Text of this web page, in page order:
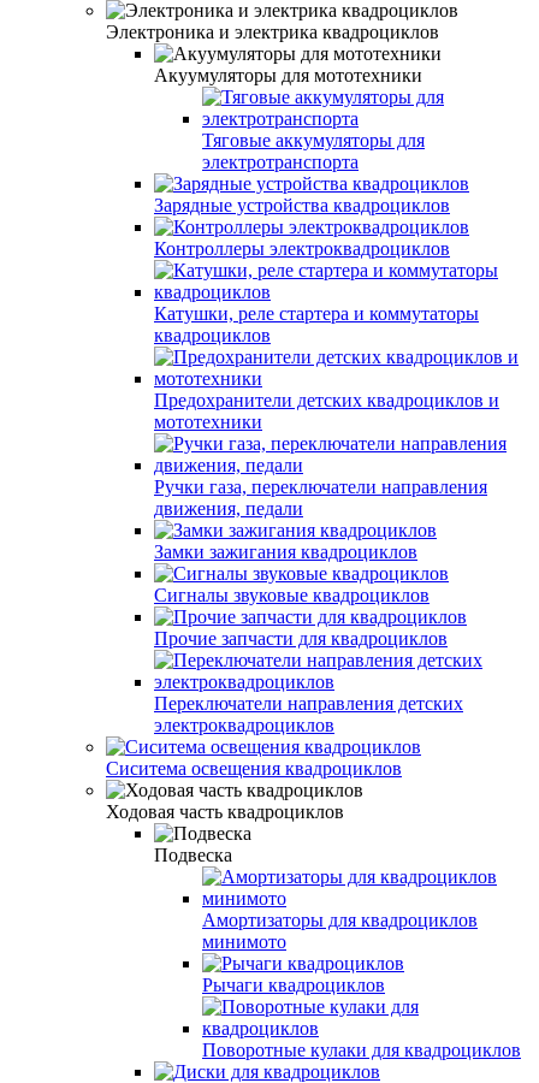
Электроника и электрика квадроциклов
Акуумуляторы для мототехники
Тяговые аккумуляторы для
электротранспорта
Зарядные устройства квадроциклов
Контроллеры электроквадроциклов
Катушки, реле стартера и коммутаторы
квадроциклов
Предохранители детских квадроциклов и
мототехники
Ручки газа, переключатели направления
движения, педали
Замки зажигания квадроциклов
Сигналы звуковые квадроциклов
Прочие запчасти для квадроциклов
Переключатели направления детских
электроквадроциклов
Сиситема освещения квадроциклов
Ходовая часть квадроциклов
Подвеска
Амортизаторы для квадроциклов
минимото
Рычаги квадроциклов
Поворотные кулаки для квадроциклов